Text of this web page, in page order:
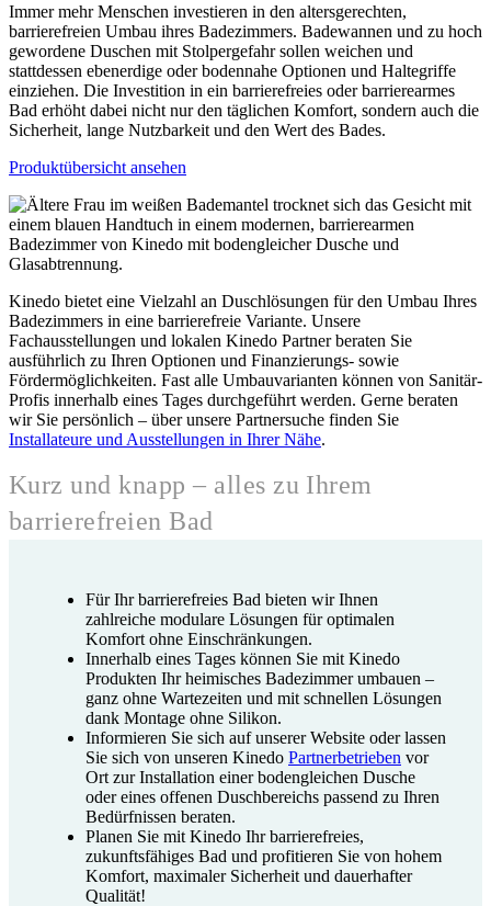
Immer mehr Menschen investieren in den altersgerechten,
barrierefreien Umbau ihres Badezimmers. Badewannen und zu hoch
gewordene Duschen mit Stolpergefahr sollen weichen und
stattdessen ebenerdige oder bodennahe Optionen und Haltegriffe
einziehen. Die Investition in ein barrierefreies oder barrierearmes
Bad erhöht dabei nicht nur den täglichen Komfort, sondern auch die
Sicherheit, lange Nutzbarkeit und den Wert des Bades.
Produktübersicht ansehen
Kinedo bietet eine Vielzahl an Duschlösungen für den Umbau Ihres
Badezimmers in eine barrierefreie Variante. Unsere
Fachausstellungen und lokalen Kinedo Partner beraten Sie
ausführlich zu Ihren Optionen und Finanzierungs- sowie
Fördermöglichkeiten. Fast alle Umbauvarianten können von Sanitär-
Profis innerhalb eines Tages durchgeführt werden. Gerne beraten
wir Sie persönlich – über unsere Partnersuche finden Sie
Installateure und Ausstellungen in Ihrer Nähe.
Kurz und knapp – alles zu Ihrem
barrierefreien Bad
Für Ihr barrierefreies Bad bieten wir Ihnen
zahlreiche modulare Lösungen für optimalen
Komfort ohne Einschränkungen.
Innerhalb eines Tages können Sie mit Kinedo
Produkten Ihr heimisches Badezimmer umbauen –
ganz ohne Wartezeiten und mit schnellen Lösungen
dank Montage ohne Silikon.
Informieren Sie sich auf unserer Website oder lassen
Sie sich von unseren Kinedo Partnerbetrieben vor
Ort zur Installation einer bodengleichen Dusche
oder eines offenen Duschbereichs passend zu Ihren
Bedürfnissen beraten.
Planen Sie mit Kinedo Ihr barrierefreies,
zukunftsfähiges Bad und profitieren Sie von hohem
Komfort, maximaler Sicherheit und dauerhafter
Qualität!